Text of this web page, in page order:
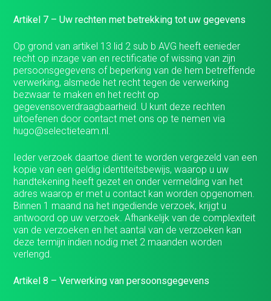
Artikel 7 – Uw rechten met betrekking tot uw gegevens
Op grond van artikel 13 lid 2 sub b AVG heeft eenieder
recht op inzage van en rectificatie of wissing van zijn
persoonsgegevens of beperking van de hem betreffende
verwerking, alsmede het recht tegen de verwerking
bezwaar te maken en het recht op
gegevensoverdraagbaarheid. U kunt deze rechten
uitoefenen door contact met ons op te nemen via
hugo@selectieteam.nl.
Ieder verzoek daartoe dient te worden vergezeld van een
kopie van een geldig identiteitsbewijs, waarop u uw
handtekening heeft gezet en onder vermelding van het
adres waarop er met u contact kan worden opgenomen.
Binnen 1 maand na het ingediende verzoek, krijgt u
antwoord op uw verzoek. Afhankelijk van de complexiteit
van de verzoeken en het aantal van de verzoeken kan
deze termijn indien nodig met 2 maanden worden
verlengd.
Artikel 8 – Verwerking van persoonsgegevens